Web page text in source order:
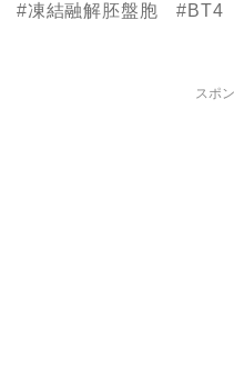
#凍結融解胚盤胞
スポ